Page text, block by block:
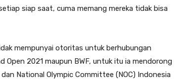
siap saat, cuma memang mereka tidak bisa
mempunyai otoritas untuk berhubungan
Open 2021 maupun BWF, untuk itu ia mendorong
National Olympic Committee (NOC) Indonesia